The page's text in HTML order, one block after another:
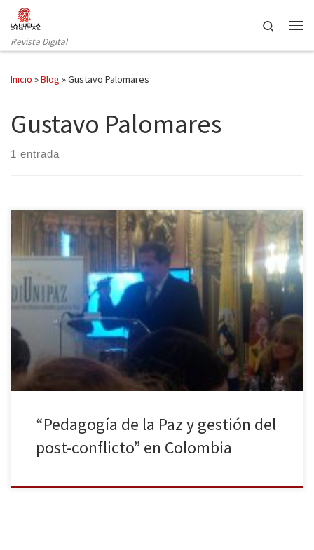
Saltar al contenido
Revista Digital
Search
Inicio »Blog »Gustavo Palomares
Gustavo Palomares
1 entrada
El pasado 5 de marzo, se presentó en la Casa de América de
Madrid el proyecto ‘Colombia, pedagogía de la Paz y gestión del
post-conflicto: comunidad internacional y colombianos en el
exterior’. Dirigido a la sociedad internacional y a los colombianos
residentes en el extranjero, el proyecto tratará de fomentar […]
“Pedagogía de la Paz y gestión del
post-conflicto” en Colombia